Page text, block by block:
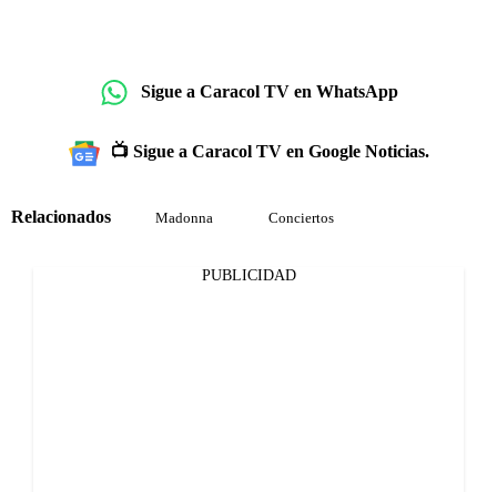
Sigue a Caracol TV en WhatsApp
📺 Sigue a Caracol TV en Google Noticias.
Relacionados Madonna Conciertos
PUBLICIDAD